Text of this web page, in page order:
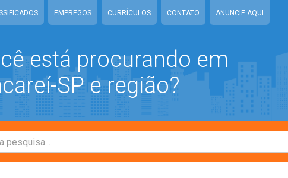
EMPREGOS CURRÍCULOS CONTATO ANUNCIE AQUI
está procurando em
SP e região?